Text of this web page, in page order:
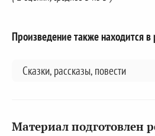
Произведение также находится
Сказки, рассказы, повести
Материал подготовлен